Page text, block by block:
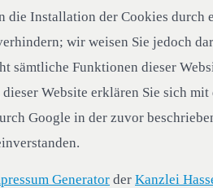
die Installation der Cookies durch
wir weisen Sie jedoch
sämtliche Funktionen dieser
Website erklären Sie sich
Google in der zuvor
Generator der Kanzlei